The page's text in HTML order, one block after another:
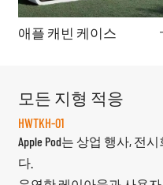
애플 캐빈 케이스
모든 지형 적응
HWTKH-01
Apple Pod는 상업 행사, 전
다.